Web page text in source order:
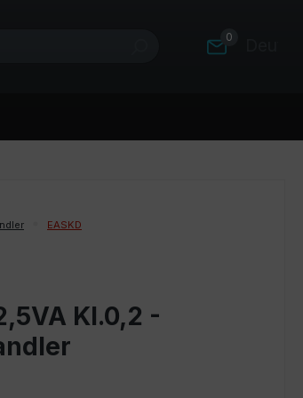
0
EASKD
Kl.0,2 -